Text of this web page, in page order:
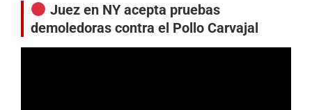
Juez en NY acepta pruebas
demoledoras contra el Pollo Carvajal